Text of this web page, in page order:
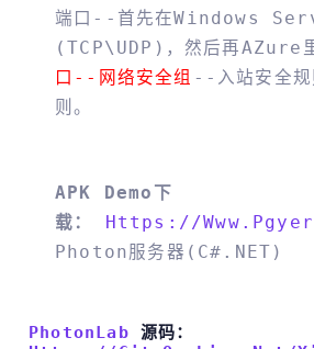
端口--首先在Windows
(TCP\UDP)，然后再AZure
口--网络安全组 --入站安全规
则。
APK Demo下
载：
Https://
Photon服务器(C#.NET)
PhotonLab 源码：